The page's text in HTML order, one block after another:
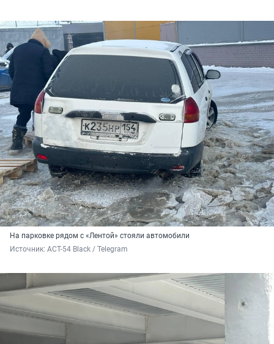
На парковке рядом с «Лентой» стояли автомобили
Источник: АСТ-54 Black / Telegram